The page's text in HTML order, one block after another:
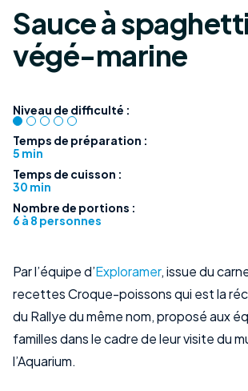
Sauce à spaghetti
végé-marine
Niveau de difficulté :
Temps de préparation :
5 min
Temps de cuisson :
30 min
Nombre de portions :
6 à 8 personnes
Par l’équipe d’Exploramer, issue du
recettes Croque-poissons qui est la
du Rallye du même nom, proposé aux
familles dans le cadre de leur visite du
l’Aquarium.